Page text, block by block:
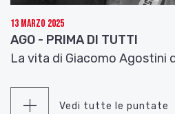
13 Marzo 2025
AGO - PRIMA DI TUTTI
La vita di Giacomo Agostini
Vedi tutte le puntate